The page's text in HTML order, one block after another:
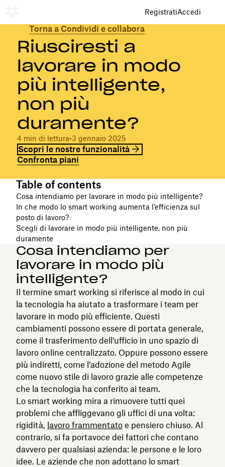
RegistratiAccedi
Torna a Condividi e collabora
Riusciresti a
lavorare in modo
più intelligente,
non più
duramente?
4 min di lettura•3 gennaio 2025
Scopri le nostre funzionalità
Confronta piani
Table of contents
Cosa intendiamo per lavorare in modo più intelligente?
In che modo lo smart working aumenta l’efficienza sul
posto di lavoro?
Scegli di lavorare in modo più intelligente, non più
duramente
Cosa intendiamo per
lavorare in modo più
intelligente?
Il termine smart working si riferisce al modo in cui
la tecnologia ha aiutato a trasformare i team per
lavorare in modo più efficiente. Questi
cambiamenti possono essere di portata generale,
come il trasferimento dell’ufficio in uno spazio di
lavoro online centralizzato. Oppure possono essere
più indiretti, come l’adozione del metodo Agile
come nuovo stile di lavoro grazie alle competenze
che la tecnologia ha conferito ai team.
Lo smart working mira a rimuovere tutti quei
problemi che affliggevano gli uffici di una volta:
rigidità, lavoro frammentato e pensiero chiuso. Al
contrario, si fa portavoce dei fattori che contano
davvero per qualsiasi azienda: le persone e le loro
idee. Le aziende che non adottano lo smart